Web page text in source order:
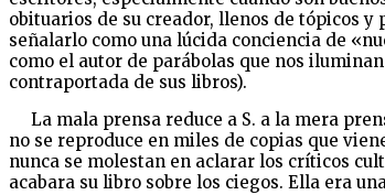
obituarios de su creador, llenos de tópicos
señalarlo como una lúcida conciencia de
como el autor de parábolas que nos
contraportada de sus libros).
La mala prensa reduce a S. a la mera
no se reproduce en miles de copias que
nunca se molestan en aclarar los críticos
acabara su libro sobre los ciegos. Ella era